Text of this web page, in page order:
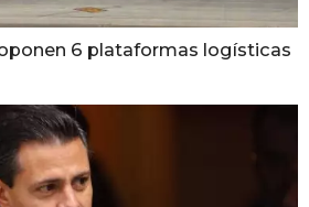
6 plataformas logísticas